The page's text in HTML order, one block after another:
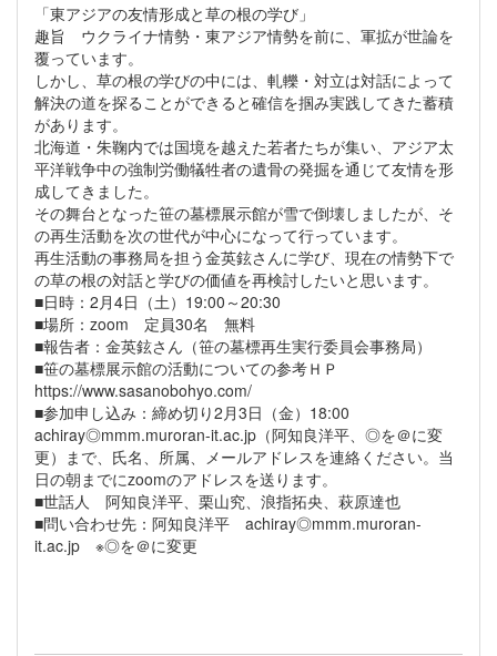
「東アジアの友情形成と草の根の学び」
趣旨 ウクライナ情勢・東アジア情勢を前に、軍拡が世論を
覆っています。
しかし、草の根の学びの中には、軋轢・対立は対話によって
解決の道を探ることができると確信を掴み実践してきた蓄積
があります。
北海道・朱鞠内では国境を越えた若者たちが集い、アジア太
平洋戦争中の強制労働犠牲者の遺骨の発掘を通じて友情を形
成してきました。
その舞台となった笹の墓標展示館が雪で倒壊しましたが、そ
の再生活動を次の世代が中心になって行っています。
再生活動の事務局を担う金英鉉さんに学び、現在の情勢下で
の草の根の対話と学びの価値を再検討したいと思います。
■日時：2月4日（土）19:00～20:30
■場所：zoom 定員30名 無料
■報告者：金英鉉さん（笹の墓標再生実行委員会事務局）
■笹の墓標展示館の活動についての参考ＨＰ
https://www.sasanobohyo.com/
■参加申し込み：締め切り2月3日（金）18:00
achiray◎mmm.muroran-it.ac.jp（阿知良洋平、◎を＠に変
更）まで、氏名、所属、メールアドレスを連絡ください。当
日の朝までにzoomのアドレスを送ります。
■世話人 阿知良洋平、栗山究、浪指拓央、萩原達也
■問い合わせ先：阿知良洋平 achiray◎mmm.muroran-
it.ac.jp ※◎を＠に変更